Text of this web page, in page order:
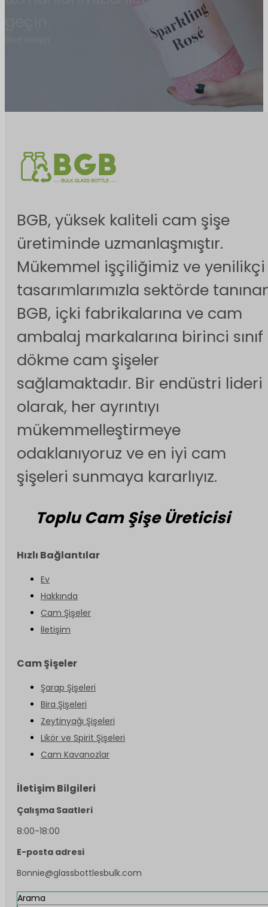
BGB, yüksek kaliteli cam şişe
üretiminde uzmanlaşmıştır.
Mükemmel işçiliğimiz ve yenilikçi
tasarımlarımızla sektörde
BGB, içki fabrikalarına ve cam
ambalaj markalarına birinci sınıf
dökme cam şişeler
sağlamaktadır. Bir endüstri lideri
olarak, her ayrıntıyı
mükemmelleştirmeye
odaklanıyoruz ve en iyi cam
şişeleri sunmaya kararlıyız.
Toplu Cam Şişe Üreticisi
Hızlı Bağlantılar
Ev
Hakkında
Cam Şişeler
İletişim
Cam Şişeler
Şarap Şişeleri
Bira Şişeleri
Zeytinyağı Şişeleri
Likör ve Spirit Şişeleri
Cam Kavanozlar
İletişim Bilgileri
Çalışma Saatleri
8:00-18:00
E-posta adresi
Bonnie@glassbottlesbulk.com
Arama